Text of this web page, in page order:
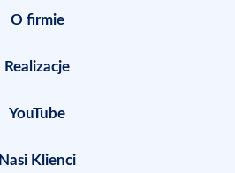
O firmie
Realizacje
YouTube
Nasi Klienci